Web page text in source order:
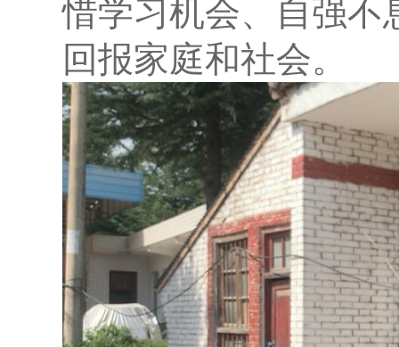
惜学习机会、自强不
回报家庭和社会。